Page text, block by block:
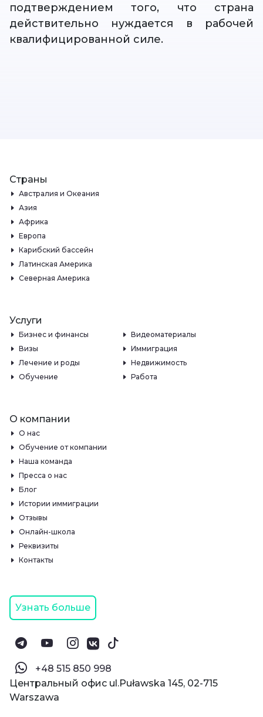
подтверждением того, что страна
действительно нуждается в рабочей
квалифицированной силе.
Страны
Австралия и Океания
Азия
Африка
Европа
Карибский бассейн
Латинская Америка
Северная Америка
Услуги
Бизнес и финансы
Видеоматериалы
Визы
Иммиграция
Лечение и роды
Недвижимость
Обучение
Работа
О компании
О нас
Обучение от компании
Наша команда
Пресса о нас
Блог
Истории иммиграции
Отзывы
Онлайн-школа
Реквизиты
Контакты
Узнать больше
‪+48 515 850 998‬
Центральный офис ul.Puławska 145, 02-715
Warszawa